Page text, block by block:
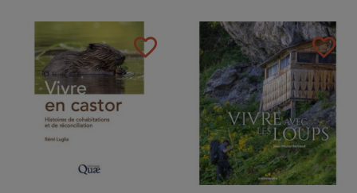
favorite_border favorite_border